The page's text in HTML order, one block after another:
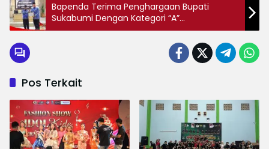
Bapenda Terima Penghargaan Bupati
Sukabumi Dengan Kategori “A”
“Memuaskan”
Pos Terkait